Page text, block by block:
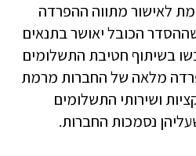
לאישור מתווה ההפרדה
הכובל יאושר בתנאים
בשיתוף חטיבת התשלומים
מלאה של החברות מרמת
ושירותי התשלומים
נסמכות החברות.